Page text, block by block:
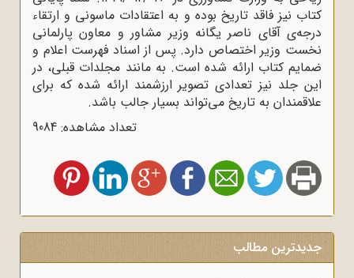
کتاب نیز فاقد تاریخ بوده و به اعتقادات ماسونی و ارتقاء
درجه‌ی آقای ناصر یگانه وزیر مشاور و معاون پارلمانی
نخست وزیر اختصاص دارد. پس از اسناد فهرست اعلام و
ضمایم کتاب ارائه شده است. به مانند مجلدات قبلی، در
این جلد نیز تعدادی تصویر ارزشمند ارائه شده که برای
علاقمندان به تاریخ می‌تواند بسیار جالب باشد.
تعداد مشاهده: 9084
جدیدترین مطالب